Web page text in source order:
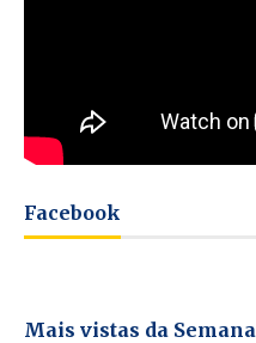
Facebook
Mais vistas da Semana